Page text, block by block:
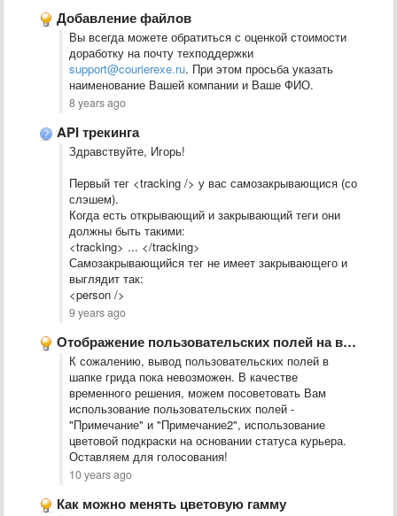
Добавление файлов
Вы всегда можете обратиться с оценкой стоимости
доработку на почту техподдержки
support@courierexe.ru. При этом просьба указать
наименование Вашей компании и Ваше ФИО.
8 years ago
API трекинга
Здравствуйте, Игорь!
Первый тег <tracking /> у вас самозакрывающися (со
слэшем).
Когда есть открывающий и закрывающий теги они
должны быть такими:
<tracking> ... </tracking>
Самозакрывающийся тег не имеет закрывающего и
выглядит так:
<person />
9 years ago
Отображение пользовательских полей на вкладке сотрудники
К сожалению, вывод пользовательских полей в
шапке грида пока невозможен. В качестве
временного решения, можем посоветовать Вам
использование пользовательских полей -
"Примечание" и "Примечание2", использование
цветовой подкраски на основании статуса курьера.
Оставляем для голосования!
10 years ago
Как можно менять цветовую гамму